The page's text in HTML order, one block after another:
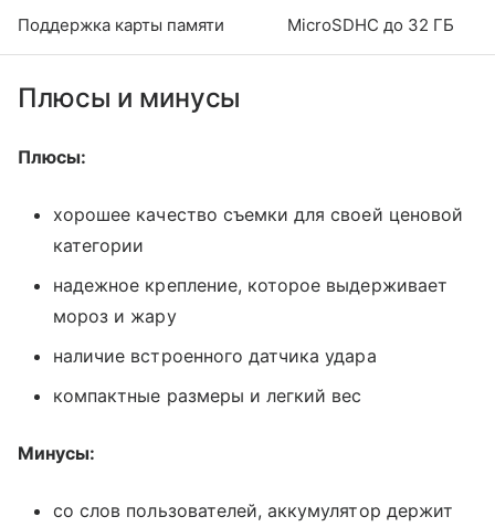
Поддержка карты памяти MicroSDHC до 32 ГБ
Плюсы и минусы
Плюсы:
хорошее качество съемки для своей ценовой
категории
надежное крепление, которое выдерживает
мороз и жару
наличие встроенного датчика удара
компактные размеры и легкий вес
Минусы:
со слов пользователей, аккумулятор держит